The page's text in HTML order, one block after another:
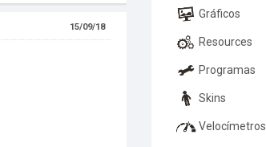
15/09/18
Gráficos
Resources
Programas
Skins
Velocímetros